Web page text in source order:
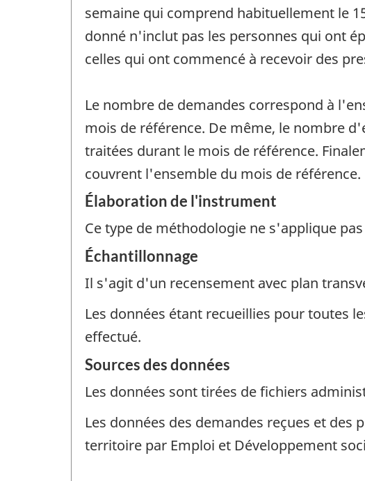
semaine qui comprend habituellement le
donné n'inclut pas les personnes qui ont
celles qui ont commencé à recevoir des
Le nombre de demandes correspond à
mois de référence. De même, le nombre
traitées durant le mois de référence.
couvrent l'ensemble du mois de référence.
Élaboration de l'instrument
Ce type de méthodologie ne s'applique
Échantillonnage
Il s'agit d'un recensement avec plan
Les données étant recueillies pour toutes
effectué.
Sources des données
Les données sont tirées de fichiers
Les données des demandes reçues et
territoire par Emploi et Développement